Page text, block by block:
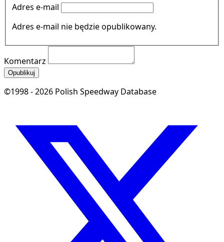
Adres e-mail
Adres e-mail nie będzie opublikowany.
Komentarz
Opublikuj
©1998 - 2026 Polish Speedway Database